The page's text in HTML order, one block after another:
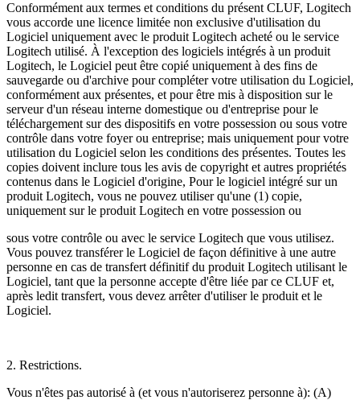
Conformément aux termes et conditions du présent CLUF, Logitech
vous accorde une licence limitée non exclusive d'utilisation du
Logiciel uniquement avec le produit Logitech acheté ou le service
Logitech utilisé. À l'exception des logiciels intégrés à un produit
Logitech, le Logiciel peut être copié uniquement à des fins de
sauvegarde ou d'archive pour compléter votre utilisation du Logiciel,
conformément aux présentes, et pour être mis à disposition sur le
serveur d'un réseau interne domestique ou d'entreprise pour le
téléchargement sur des dispositifs en votre possession ou sous votre
contrôle dans votre foyer ou entreprise; mais uniquement pour votre
utilisation du Logiciel selon les conditions des présentes. Toutes les
copies doivent inclure tous les avis de copyright et autres propriétés
contenus dans le Logiciel d'origine, Pour le logiciel intégré sur un
produit Logitech, vous ne pouvez utiliser qu'une (1) copie,
uniquement sur le produit Logitech en votre possession ou
sous votre contrôle ou avec le service Logitech que vous utilisez.
Vous pouvez transférer le Logiciel de façon définitive à une autre
personne en cas de transfert définitif du produit Logitech utilisant le
Logiciel, tant que la personne accepte d'être liée par ce CLUF et,
après ledit transfert, vous devez arrêter d'utiliser le produit et le
Logiciel.
2. Restrictions.
Vous n'êtes pas autorisé à (et vous n'autoriserez personne à): (A)